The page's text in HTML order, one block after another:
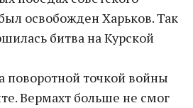
освобожден Харьков. Так
битва на Курской
поворотной точкой войны
Вермахт больше не смог